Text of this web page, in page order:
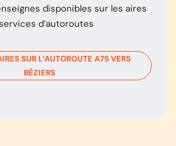
disponibles sur les aires
d’autoroutes
SUR L’AUTOROUTE A75VERS
BÉZIERS